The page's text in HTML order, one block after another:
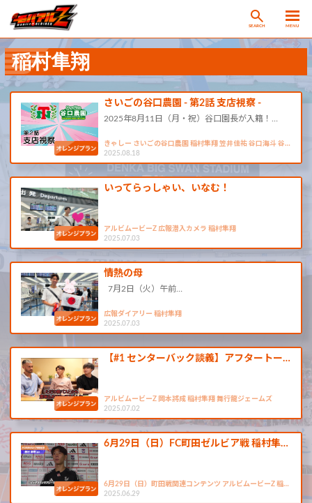
SEARCH MENU
稲村隼翔
さいごの谷口農園 - 第2話 支店視察 -
2025年8月11日（月・祝）谷口園長が入籍！…
きゃしー さいごの谷口農園 稲村隼翔 笠井佳祐 谷口海斗 谷…
2025.08.18
いってらっしゃい、いなむ！
アルビムービーZ 広報潜入カメラ 稲村隼翔
2025.07.03
情熱の母
7月2日（火）午前…
広報ダイアリー 稲村隼翔
2025.07.03
【#1 センターバック談義】アフタートー…
アルビムービーZ 岡本將成 稲村隼翔 舞行龍ジェームズ
2025.07.02
6月29日（日）FC町田ゼルビア戦 稲村隼…
6月29日（日）町田戦関連コンテンツ アルビムービーZ 稲…
2025.06.29